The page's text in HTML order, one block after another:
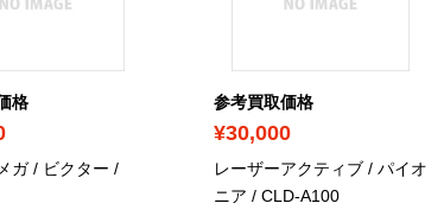
格
ガ / ビクター /
参考買取価格
¥30,000
レーザーアクティブ / パイオ
ニア / CLD-A100